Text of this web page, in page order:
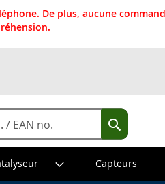
De plus, aucune
Rechercher
Capteurs